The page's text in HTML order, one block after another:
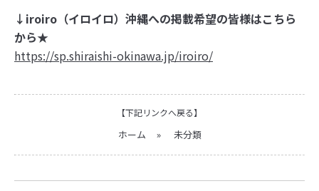
↓iroiro（イロイロ）沖縄への掲載希望の皆様はこちら
から★
https://sp.shiraishi-okinawa.jp/iroiro/
【下記リンクへ戻る】
ホーム » 未分類